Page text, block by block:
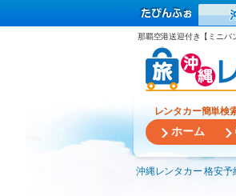
那覇空港送迎付き【ミニバ
レンタカー簡単検
ホーム
沖縄レンタカー 格安予